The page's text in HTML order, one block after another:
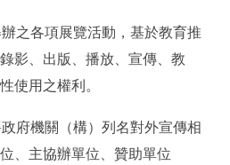
之各項展覽活動，基於教育推
影、出版、播放、宣傳、教
使用之權利。
府機關（構）列名對外宣傳相
、主協辦單位、贊助單位